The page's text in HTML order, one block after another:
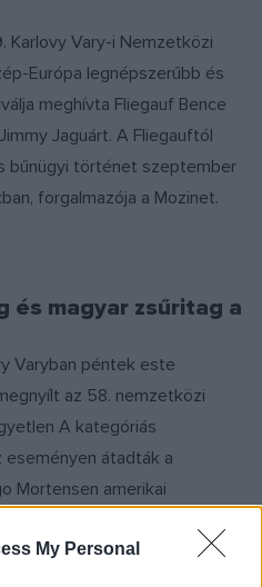
My Personal
Karlovy Vary-i Nemzetközi
Európa legnépszerűbb és
meghívta Fliegauf Bence
Jaguárt. A Fliegauftól
bűnügyi történet szeptember
forgalmazója a Mozinet.
és magyar zsűritag a
Varyban péntek este
az 58. nemzetközi
A kategóriás
átadták a
Mortensen amerikai